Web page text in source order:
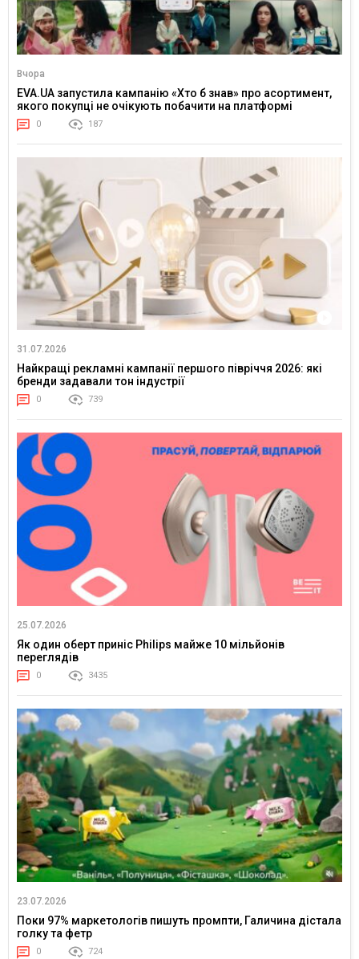
Вчора
EVA.UA запустила кампанію «Хто б знав» про асортимент,
якого покупці не очікують побачити на платформі
0 187
31.07.2026
Найкращі рекламні кампанії першого півріччя 2026: які
бренди задавали тон індустрії
0 739
25.07.2026
Як один оберт приніс Philips майже 10 мільйонів
переглядів
0 3435
23.07.2026
Поки 97% маркетологів пишуть промпти, Галичина дістала
голку та фетр
0 724